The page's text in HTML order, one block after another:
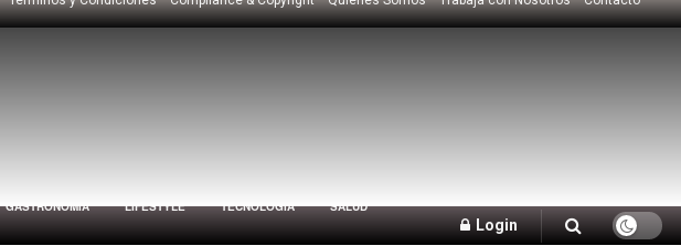
GASTRONOMÍA LIFESTYLE TECNOLOGÍA SALUD
Login